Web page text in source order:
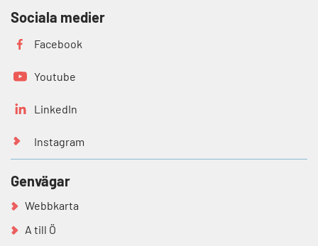
Sociala medier
Facebook
Youtube
LinkedIn
Instagram
Genvägar
Webbkarta
A till Ö